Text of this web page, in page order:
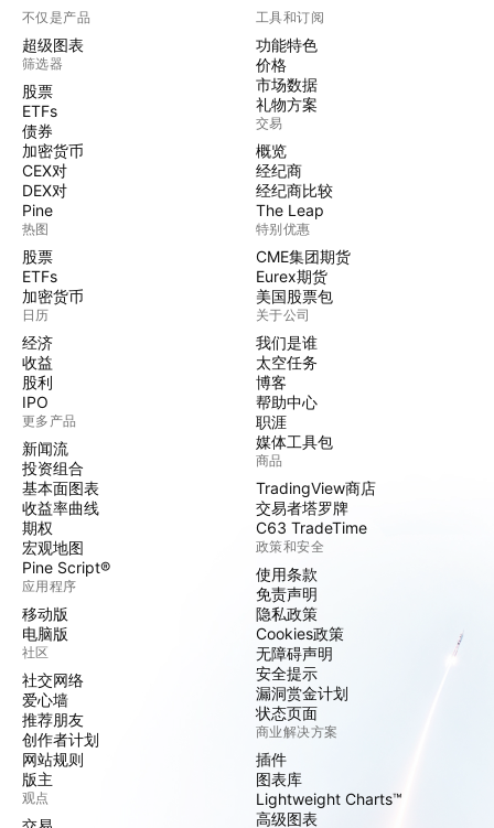
不仅是产品
超级图表
筛选器
股票
ETFs
债券
加密货币
CEX对
DEX对
Pine
热图
股票
ETFs
加密货币
日历
经济
收益
股利
IPO
更多产品
新闻流
投资组合
基本面图表
收益率曲线
期权
宏观地图
Pine Script®
应用程序
移动版
电脑版
社区
社交网络
爱心墙
推荐朋友
创作者计划
网站规则
版主
观点
工具和订阅
功能特色
价格
市场数据
礼物方案
交易
概览
经纪商
经纪商比较
The Leap
特别优惠
CME集团期货
Eurex期货
美国股票包
关于公司
我们是谁
太空任务
博客
帮助中心
职涯
媒体工具包
商品
TradingView商店
交易者塔罗牌
C63 TradeTime
政策和安全
使用条款
免责声明
隐私政策
Cookies政策
无障碍声明
安全提示
漏洞赏金计划
状态页面
商业解决方案
插件
图表库
Lightweight Charts™
高级图表